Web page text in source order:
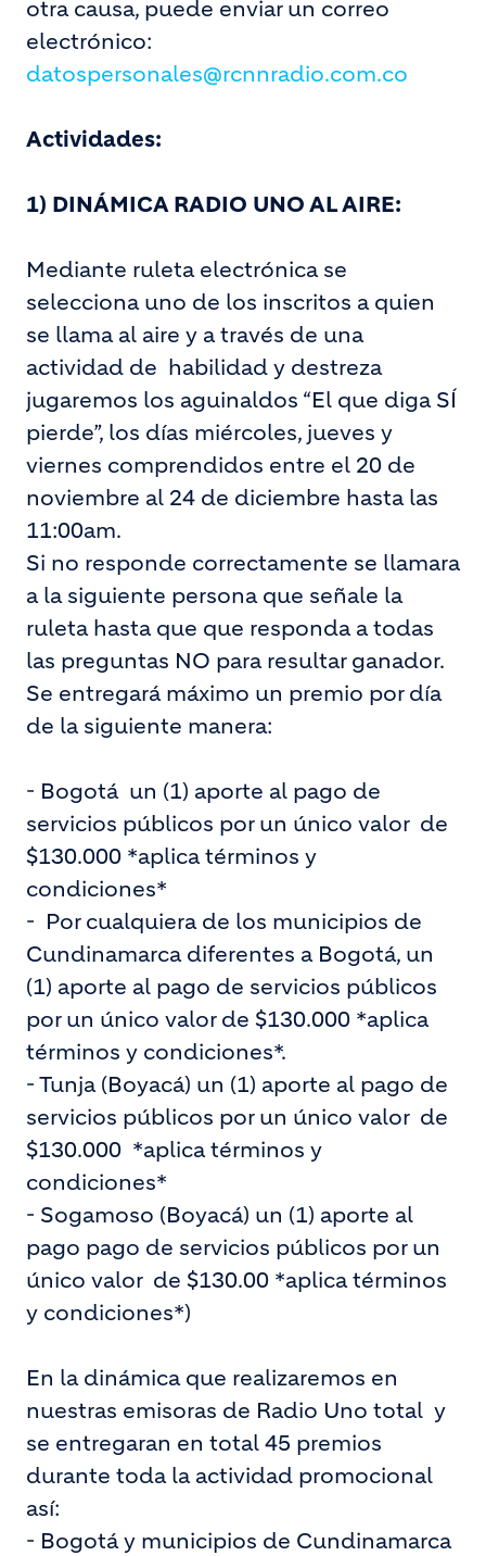
otra causa, puede enviar un correo
electrónico:
datospersonales@rcnnradio.com.co
Actividades:
1) DINÁMICA RADIO UNO AL AIRE:
Mediante ruleta electrónica se
selecciona uno de los inscritos a quien
se llama al aire y a través de una
actividad de habilidad y destreza
jugaremos los aguinaldos “El que diga SÍ
pierde”, los días miércoles, jueves y
viernes comprendidos entre el 20 de
noviembre al 24 de diciembre hasta las
11:00am.
Si no responde correctamente se llamara
a la siguiente persona que señale la
ruleta hasta que que responda a todas
las preguntas NO para resultar ganador.
Se entregará máximo un premio por día
de la siguiente manera:
- Bogotá un (1) aporte al pago de
servicios públicos por un único valor de
$130.000 *aplica términos y
condiciones*
- Por cualquiera de los municipios de
Cundinamarca diferentes a Bogotá, un
(1) aporte al pago de servicios públicos
por un único valor de $130.000 *aplica
términos y condiciones*.
- Tunja (Boyacá) un (1) aporte al pago de
servicios públicos por un único valor de
$130.000 *aplica términos y
condiciones*
- Sogamoso (Boyacá) un (1) aporte al
pago pago de servicios públicos por un
único valor de $130.00 *aplica términos
y condiciones*)
En la dinámica que realizaremos en
nuestras emisoras de Radio Uno total y
se entregaran en total 45 premios
durante toda la actividad promocional
así:
- Bogotá y municipios de Cundinamarca